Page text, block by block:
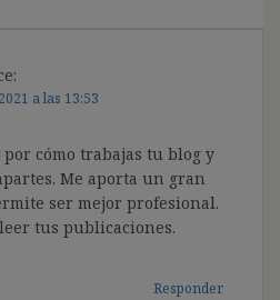
a las 13:53
cómo trabajas tu blog y
Me aporta un gran
ser mejor profesional.
tus publicaciones.
Responder